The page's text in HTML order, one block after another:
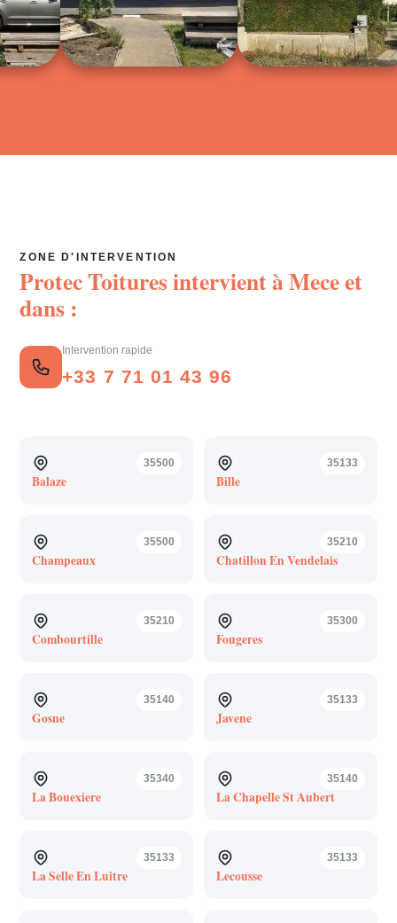
ZONE D'INTERVENTION
Protec Toitures intervient àMeceet
dans :
Intervention rapide
+33 7 71 01 43 96
35500
Balaze
35133
Bille
35500
Champeaux
35210
Chatillon En Vendelais
35210
Combourtille
35300
Fougeres
35140
Gosne
35133
Javene
35340
La Bouexiere
35140
La Chapelle St Aubert
35133
La Selle En Luitre
35133
Lecousse